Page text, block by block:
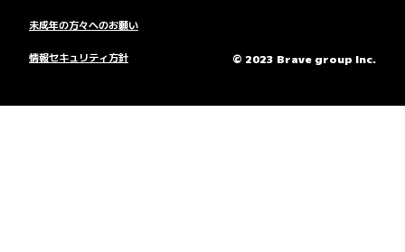
© 2023 Brave group Inc.
未成年の方々へのお願い
情報セキュリティ方針